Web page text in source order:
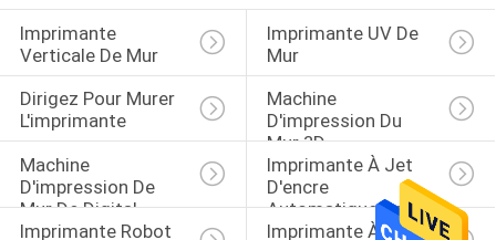
Imprimante
Verticale De Mur
Imprimante UV De
Mur
Dirigez Pour Murer
L'imprimante
Machine
D'impression Du
Mur 3D
Machine
D'impression De
Mur De Digital
Imprimante À Jet
D'encre
Automatique De Mur
Imprimante Robot
Imprimante À Jet